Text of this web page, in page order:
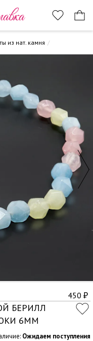
из нат. камня
450 ₽
БЕРИЛЛ
6ММ
Ожидаем поступления